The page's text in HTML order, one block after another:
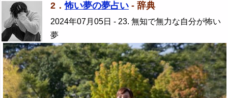
2．怖い夢の夢占い - 辞典
2024年07月05日 - 23. 無知で無力な自分が怖い
夢